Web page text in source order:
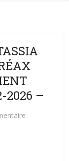
2026 –